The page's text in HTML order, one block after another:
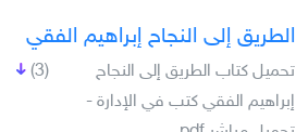
الطريق إلى النجاح إبراهيم الفقي
(3)
تحميل كتاب الطريق إلى النجاح
إبراهيم الفقي كتب في الإدارة -